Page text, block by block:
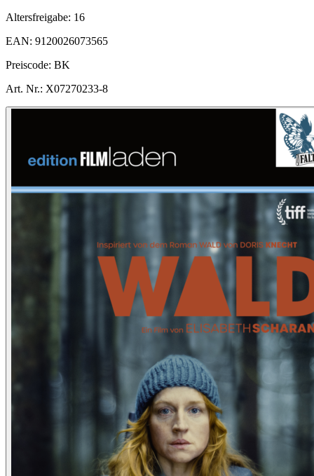
Altersfreigabe: 16
EAN: 9120026073565
Preiscode: BK
Art. Nr.: X07270233-8